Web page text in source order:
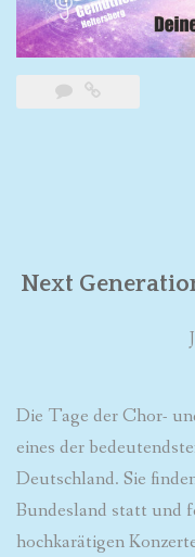
Next
Die Tage der Chor-
eines der
Deutschland. Sie
Bundesland statt und
hochkarätigen